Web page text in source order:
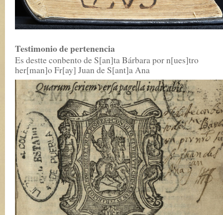
Testimonio de pertenencia
Es destte conbento de S[an]ta Bárbara por n[ues]tro
her[man]o Fr[ay] Juan de S[ant]a Ana